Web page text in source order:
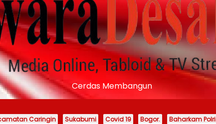
Cerdas Membangun
Caringin Sukabumi Covid 19 Bogor. Baharkam Polri